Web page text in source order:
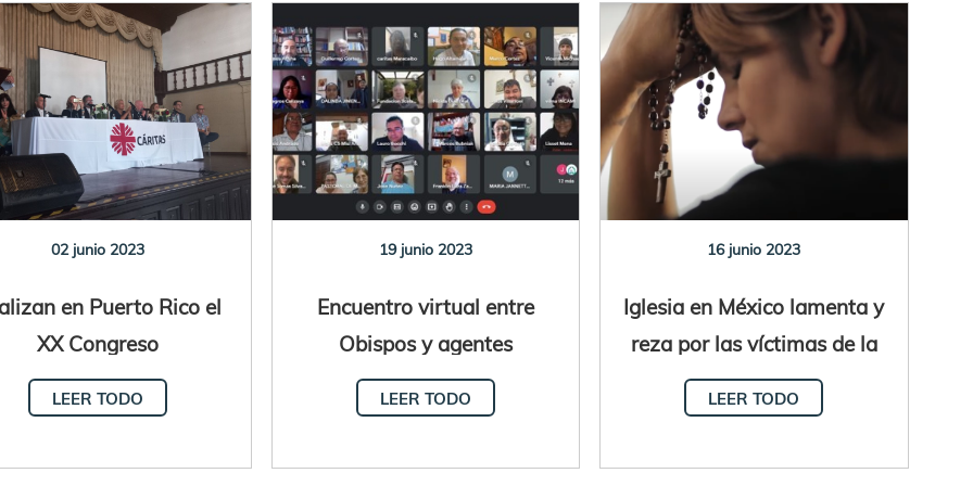
02 junio 2023
en Puerto Rico el
XX Congreso
y del
Caribe de Cáritas
LEER TODO
19 junio 2023
Encuentro virtual entre
Obispos y agentes
pastorales de Bolivia, Chile,
Perú y Venezuela
LEER TODO
16 junio 2023
Iglesia en México lamenta y
reza por las víctimas de la
violencia y por los
desaparecidos
LEER TODO